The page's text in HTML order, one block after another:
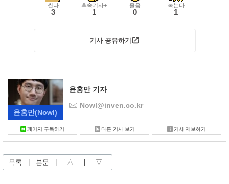
씬나
3
후속기사+
1
울음
0
녹는다
1
기사 공유하기
윤홍만(Nowl)
윤홍만 기자
Nowl@inven.co.kr
페이지 구독하기 다른 기사 보기 기사 제보하기
목록 본문 △ ▽